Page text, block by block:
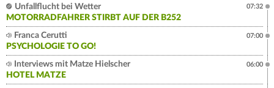
Unfallflucht bei Wetter
MOTORRADFAHRER STIRBT AUF DER B252
07:32
Franca Cerutti
PSYCHOLOGIE TO GO!
07:00
Interviews mit Matze Hielscher
HOTEL MATZE
06:00